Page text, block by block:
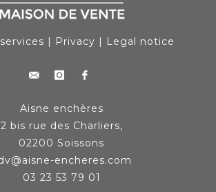
Privacy Legal notice
Aisne enchères
2 bis rue des Charliers,
02200 Soissons
encheres.com
03 23 53 79 01